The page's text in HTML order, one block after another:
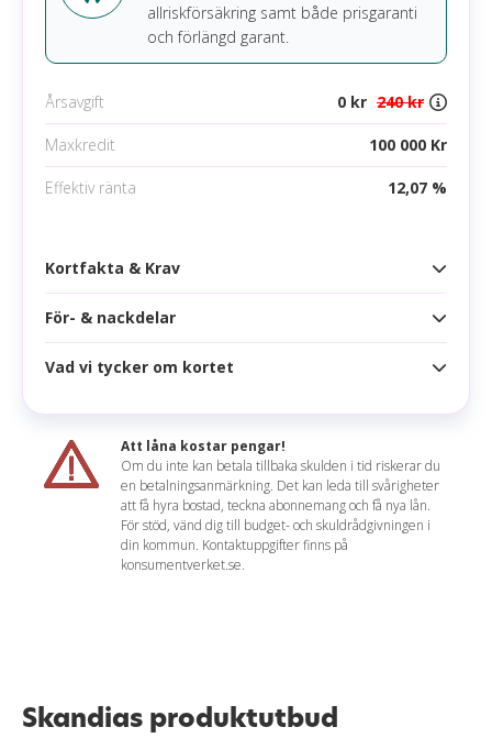
allriskförsäkring samt både prisgaranti
och förlängd garant.
Årsavgift 0 kr 240 kr
Maxkredit 100 000 Kr
Effektiv ränta 12,07 %
Kortfakta & Krav
Kortfakta
Årsavgift
Ränta
Effektiv ränta
12,07 %
Räntefritt
60 dagar
Korttyp
Påminnelseavgift
För- & nackdelar
Fördelar
Allrisk, garantier och leveransförsäkring ingår
Nackdelar
Inget lojalitetsprogram
Relativt hög årsavgift
Vad vi tycker om kortet
Håkan sammanfattar
Om man endast är intresserad av att ha ett
simpelt kreditkort med omfattande försäkringar
Att låna kostar pengar!
Om du inte kan betala tillbaka skulden i tid riskerar du
en betalningsanmärkning. Det kan leda till svårigheter
att få hyra bostad, teckna abonnemang och få nya lån.
För stöd, vänd dig till budget- och skuldrådgivningen i
din kommun. Kontaktuppgifter finns på
konsumentverket.se.
Skandias produktutbud